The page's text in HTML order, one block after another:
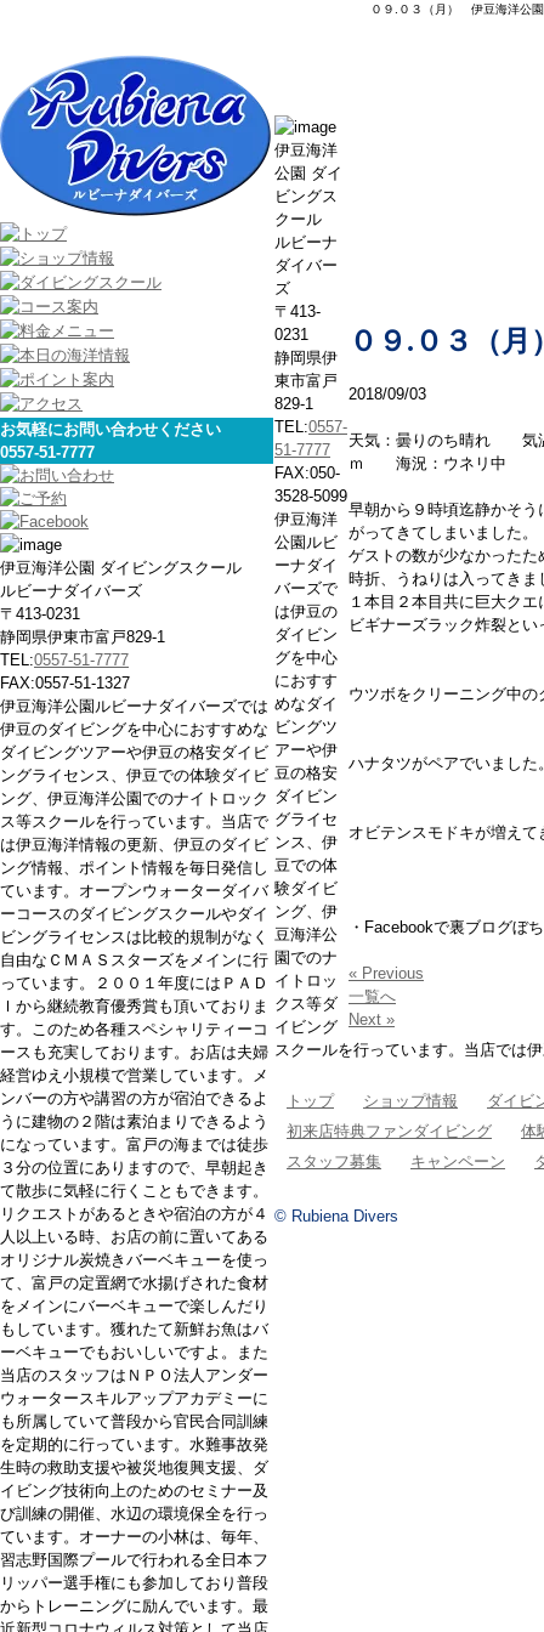
０９.０３（月） 伊豆海洋公園
お気軽にお問い合わせください
0557-51-7777
伊豆海洋公園 ダイビングスクール
ルビーナダイバーズ
〒413-0231
静岡県伊東市富戸829-1
TEL:0557-51-7777
FAX:0557-51-1327
伊豆海洋公園ルビーナダイバーズでは
伊豆のダイビングを中心におすすめな
ダイビングツアーや伊豆の格安ダイビ
ングライセンス、伊豆での体験ダイビ
ング、伊豆海洋公園でのナイトロック
ス等スクールを行っています。当店で
は伊豆海洋情報の更新、伊豆のダイビ
ング情報、ポイント情報を毎日発信し
ています。オープンウォーターダイバ
ーコースのダイビングスクールやダイ
ビングライセンスは比較的規制がなく
自由なＣＭＡＳスターズをメインに行
っています。２００１年度にはＰＡＤ
Ｉから継続教育優秀賞も頂いておりま
す。このため各種スペシャリティーコ
ースも充実しております。お店は夫婦
経営ゆえ小規模で営業しています。メ
ンバーの方や講習の方が宿泊できるよ
うに建物の２階は素泊まりできるよう
になっています。富戸の海までは徒歩
３分の位置にありますので、早朝起き
て散歩に気軽に行くこともできます。
リクエストがあるときや宿泊の方が４
人以上いる時、お店の前に置いてある
オリジナル炭焼きバーベキューを使っ
て、富戸の定置網で水揚げされた食材
をメインにバーベキューで楽しんだり
もしています。獲れたて新鮮お魚はバ
ーベキューでもおいしいですよ。また
当店のスタッフはＮＰＯ法人アンダー
ウォータースキルアップアカデミーに
も所属していて普段から官民合同訓練
を定期的に行っています。水難事故発
生時の救助支援や被災地復興支援、ダ
イビング技術向上のためのセミナー及
び訓練の開催、水辺の環境保全を行っ
ています。オーナーの小林は、毎年、
習志野国際プールで行われる全日本フ
リッパー選手権にも参加しており普段
からトレーニングに励んでいます。最
０９.０３（
2018/09/03
天気：曇りのち晴れ
ｍ 海況：ウネリ中
早朝から９時頃迄静かそ
がってきてしまいました。
ゲストの数が少なかった
時折、うねりは入ってき
１本目２本目共に巨大ク
ビギナーズラック炸裂とい
ウツボをクリーニング中
ハナタツがペアでいました
オビテンスモドキが増えて
・Facebookで裏ブログぼ
« Previous
一覧へ
Next »
伊豆海洋
公園 ダイ
ビングス
クール
ルビーナ
ダイバー
ズ
〒413-
0231
静岡県伊
東市富戸
829-1
TEL:0557-
51-7777
FAX:050-
3528-5099
伊豆海洋
公園ルビ
ーナダイ
バーズで
は伊豆の
ダイビン
グを中心
におすす
めなダイ
ビングツ
アーや伊
豆の格安
ダイビン
グライセ
ンス、伊
豆での体
験ダイビ
ング、伊
豆海洋公
園でのナ
イトロッ
クス等ダ
イビング
スクールを行っています。当店では
トップ ショップ情報
ダイビ
初来店特典ファンダイビング
体
スタッフ募集
キャンペーン
© Rubiena Divers